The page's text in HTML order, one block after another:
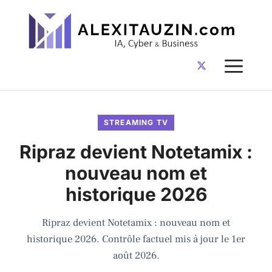
contenu
STREAMING TV
Ripraz devient Notetamix :
nouveau nom et
historique 2026
Ripraz devient Notetamix : nouveau nom et
historique 2026. Contrôle factuel mis à jour le 1er
août 2026.